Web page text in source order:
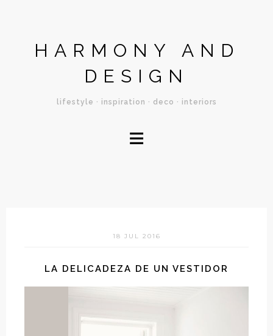
HARMONY AND
DESIGN
lifestyle · inspiration · deco · interiors
≡
18 JUL 2016
LA DELICADEZA DE UN VESTIDOR